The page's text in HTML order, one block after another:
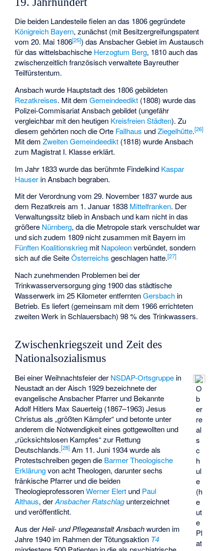
Die beiden Landesteile fielen an das 1806 gegründete
Königreich Bayern, zunächst (mit Besitzergreifungspatent
vom 20. Mai 1806[25]) das Ansbacher Gebiet im Austausch
für das wittelsbachische Herzogtum Berg, 1810 auch das
zwischenzeitlich französisch verwaltete Bayreuther
Teilfürstentum.
Ansbach wurde Hauptstadt des 1806 gebildeten
Rezatkreises. Mit demGemeindeedikt (1808) wurde das
Polizei-Commisariat Ansbach gebildet (ungefähr
vergleichbar mit den heutigen Kreisfreien Städten). Zu
diesem gehörten noch die Orte Fallhaus undZiegelhütte.[26]
Mit demZweiten Gemeindeedikt (1818) wurde Ansbach
zum Magistrat I. Klasse erklärt.
Im Jahr 1833 wurde das berühmte Findelkind Kaspar
Hauser in Ansbach begraben.
Mit der Verordnung vom 29. November 1837 wurde aus
dem Rezatkreis am 1. Januar 1838 Mittelfranken. Der
Verwaltungssitz blieb in Ansbach und kam nicht in das
größere Nürnberg, da die Metropole stark verschuldet war
und sich zudem 1809 nicht zusammen mit Bayern im
Fünften Koalitionskrieg mit Napoleonverbündet, sondern
sich auf die SeiteÖsterreichs geschlagen hatte.[27]
Nach zunehmenden Problemen bei der
Trinkwasserversorgung ging 1900 das städtische
Wasserwerk im 25 Kilometer entferntenGersbach in
Betrieb. Es liefert (gemeinsam mit dem 1966 errichteten
zweiten Werk in Schlauersbach) 98 % des Trinkwassers.
Zwischenkriegszeit und Zeit des
Nationalsozialismus
O
b
er
re
al
s
c
h
ul
e
(h
e
ut
e
Pl
at
Bei einer Weihnachtsfeier der NSDAP-Ortsgruppe in
Neustadt an der Aisch 1929 bezeichnete der
evangelische Ansbacher Pfarrer und Bekannte
Adolf Hitlers Max Sauerteig (1867–1963) Jesus
Christus als „größten Kämpfer“ und betonte unter
anderem die Notwendigkeit eines gottgewollten und
„rücksichtslosen Kampfes“ zur Rettung
Deutschlands.[28] Am 11. Juni 1934 wurde als
Protestschreiben gegen die Barmer Theologische
Erklärungvon acht Theologen, darunter sechs
fränkische Pfarrer und die beiden
TheologieprofessorenWerner Elert und Paul
Althaus, derAnsbacher Ratschlagunterzeichnet
und veröffentlicht.
Aus derHeil- und Pflegeanstalt Ansbachwurden im
Jahre 1940 im Rahmen der Tötungsaktion T4